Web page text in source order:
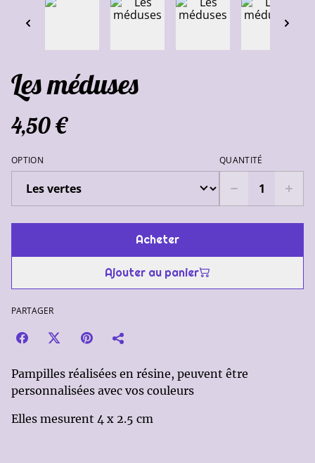
Les méduses
4,50 €
OPTION QUANTITÉ
Acheter
Ajouter au panier
PARTAGER
Pampilles réalisées en résine, peuvent être
personnalisées avec vos couleurs
Elles mesurent 4 x 2.5 cm